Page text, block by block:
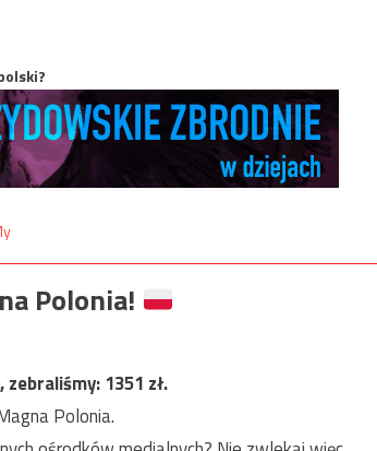
Polonia!
zebraliśmy:1351 zł.
Polonia.